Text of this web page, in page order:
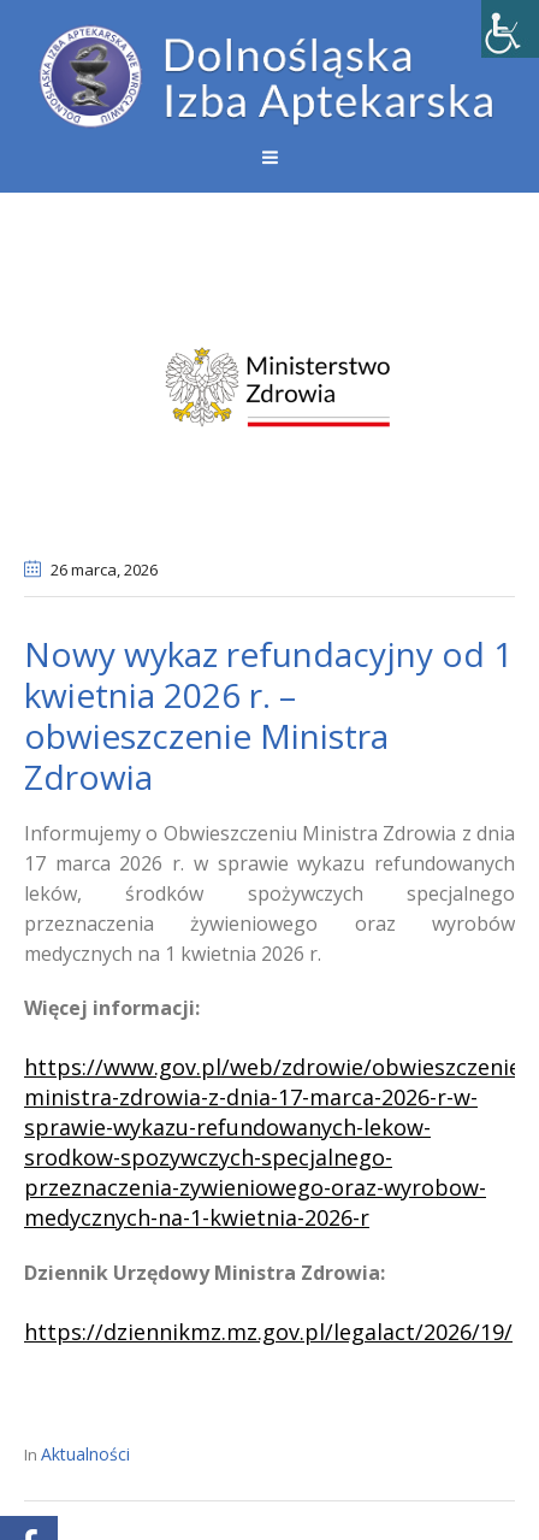
26 marca, 2026
Nowy wykaz refundacyjny od 1
kwietnia 2026 r. –
obwieszczenie Ministra
Zdrowia
Informujemy o Obwieszczeniu Ministra Zdrowia z dnia
17 marca 2026 r. w sprawie wykazu refundowanych
leków, środków spożywczych specjalnego
przeznaczenia żywieniowego oraz wyrobów
medycznych na 1 kwietnia 2026 r.
Więcej informacji:
https://www.gov.pl/web/zdrowie/obwieszczenie-
ministra-zdrowia-z-dnia-17-marca-2026-r-w-
sprawie-wykazu-refundowanych-lekow-
srodkow-spozywczych-specjalnego-
przeznaczenia-zywieniowego-oraz-wyrobow-
medycznych-na-1-kwietnia-2026-r
Dziennik Urzędowy Ministra Zdrowia:
https://dziennikmz.mz.gov.pl/legalact/2026/19/
In Aktualności